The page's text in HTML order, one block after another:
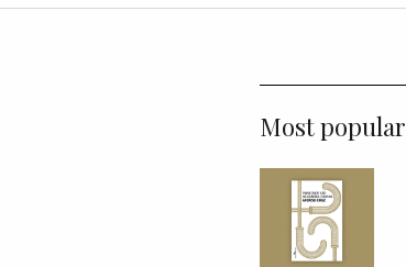
Most popular